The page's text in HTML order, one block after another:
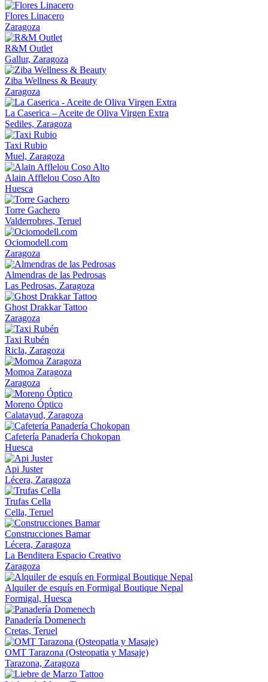
Flores Linacero
Zaragoza
R&M Outlet
Gallur, Zaragoza
Ziba Wellness & Beauty
Zaragoza
La Caserica – Aceite de Oliva Virgen Extra
Sediles, Zaragoza
Taxi Rubio
Muel, Zaragoza
Alain Afflelou Coso Alto
Huesca
Torre Gachero
Valderrobres, Teruel
Ociomodell.com
Zaragoza
Almendras de las Pedrosas
Las Pedrosas, Zaragoza
Ghost Drakkar Tattoo
Zaragoza
Taxi Rubén
Ricla, Zaragoza
Momoa Zaragoza
Zaragoza
Moreno Óptico
Calatayud, Zaragoza
Cafetería Panadería Chokopan
Huesca
Api Juster
Lécera, Zaragoza
Trufas Cella
Cella, Teruel
Construcciones Bamar
Lécera, Zaragoza
La Benditera Espacio Creativo
Zaragoza
Alquiler de esquís en Formigal Boutique Nepal
Formigal, Huesca
Panadería Domenech
Cretas, Teruel
OMT Tarazona (Osteopatia y Masaje)
Tarazona, Zaragoza